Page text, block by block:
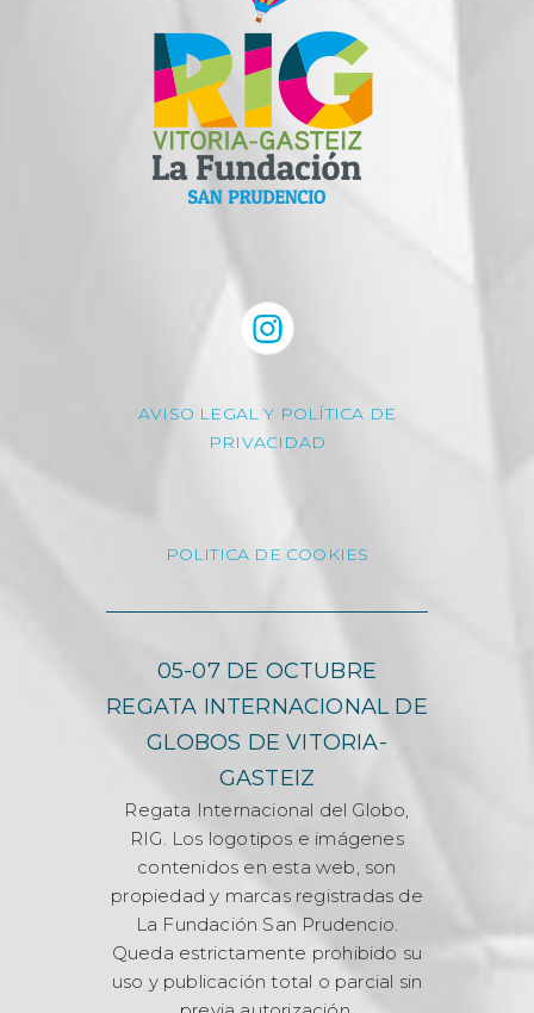
AVISO LEGAL Y POLÍTICA DE
PRIVACIDAD
POLITICA DE COOKIES
05-07 DE OCTUBRE
REGATA INTERNACIONAL DE
GLOBOS DE VITORIA-
GASTEIZ
Regata Internacional del Globo,
RIG. Los logotipos e imágenes
contenidos en esta web, son
propiedad y marcas registradas de
La Fundación San Prudencio.
Queda estrictamente prohibido su
uso y publicación total o parcial sin